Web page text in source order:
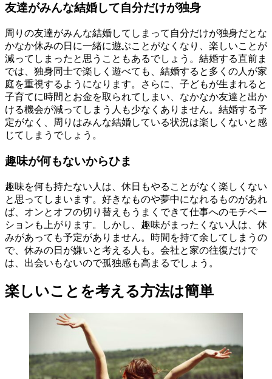
友達がみんな結婚して自分だけが独身
周りの友達がみんな結婚してしまって自分だけが独身だとな
かなか休みの日に一緒に遊ぶことがなくなり、楽しいことが
減ってしまったと思うこともあるでしょう。結婚する直前ま
では、独身同士で楽しく遊べても、結婚すると多くの人が家
庭を重視するようになります。さらに、子どもが生まれると
子育てに時間とお金を取られてしまい、なかなか友達と出か
ける機会が減ってしまう人も少なくありません。結婚する予
定がなく、周りはみんな結婚している状況は楽しくないと感
じてしまうでしょう。
趣味が何もないからひま
趣味を何も持たない人は、休日もやることがなく楽しくない
と思ってしまいます。好きなものや夢中になれるものがあれ
ば、オンとオフの切り替えもうまくできて仕事へのモチベー
ションも上がります。しかし、趣味がまったくない人は、休
みがあっても予定がありません。時間を持て余してしまうの
で、休みの日が嫌いと考える人も。会社と家の往復だけで
は、出会いもないので孤独感も高まるでしょう。
楽しいことを考える方法は簡単